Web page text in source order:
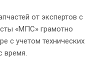
от экспертов с
«МПС» грамотно
с учетом технических
время.